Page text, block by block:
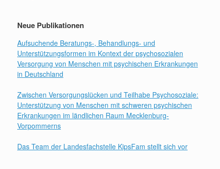
Neue Publikationen
Aufsuchende Beratungs-, Behandlungs- und
Unterstützungsformen im Kontext der psychosozialen
Versorgung von Menschen mit psychischen Erkrankungen
in Deutschland
Zwischen Versorgungslücken und Teilhabe Psychosoziale:
Unterstützung von Menschen mit schweren psychischen
Erkrankungen im ländlichen Raum Mecklenburg-
Vorpommerns
Das Team der Landesfachstelle KipsFam stellt sich vor